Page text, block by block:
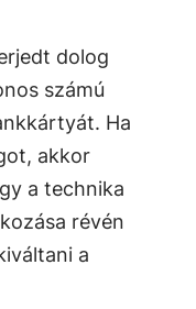
dolog
számú
Ha
akkor
a technika
révén
a